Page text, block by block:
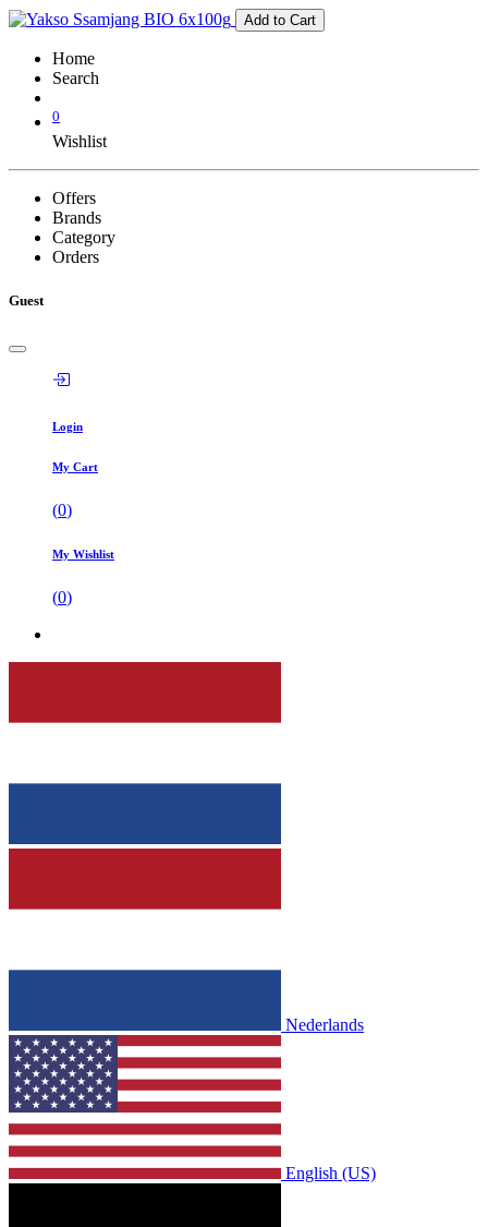
Add to Cart
Home
Search
0
Wishlist
Offers
Brands
Category
Orders
Guest
Login
My Cart
(0)
My Wishlist
(0)
Nederlands
English (US)